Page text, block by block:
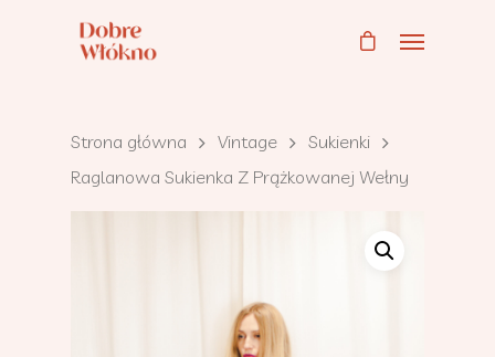
Strona główna Vintage
Sukienki
Raglanowa Sukienka Z Prążkowanej Wełny